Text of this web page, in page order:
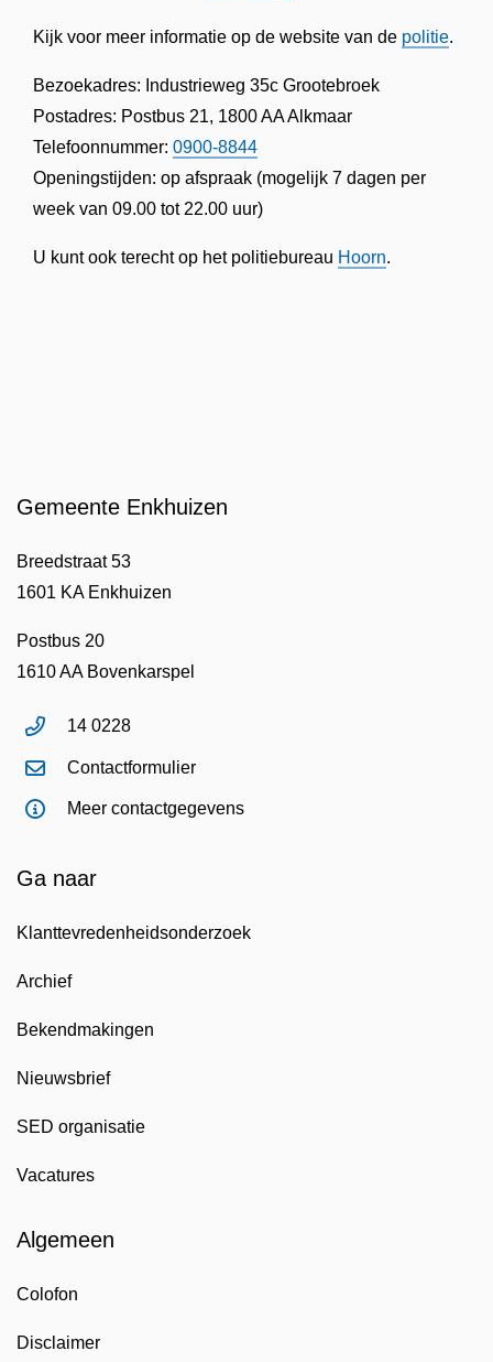
Kijk voor meer informatie op de website van de politie.
Bezoekadres: Industrieweg 35c Grootebroek
Postadres: Postbus 21, 1800 AA Alkmaar
Telefoonnummer: 0900-8844
Openingstijden: op afspraak (mogelijk 7 dagen per
week van 09.00 tot 22.00 uur)
U kunt ook terecht op het politiebureau Hoorn.
Gemeente Enkhuizen
Breedstraat 53
1601 KA Enkhuizen
Postbus 20
1610 AA Bovenkarspel
14 0228
Contactformulier
Meer contactgegevens
Ga naar
Klanttevredenheidsonderzoek
Archief
Bekendmakingen
Nieuwsbrief
SED organisatie
Vacatures
Algemeen
Colofon
Disclaimer